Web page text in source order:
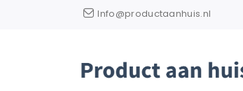
Info@productaanhuis.nl